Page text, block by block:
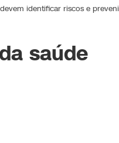
identificar riscos e
saúde